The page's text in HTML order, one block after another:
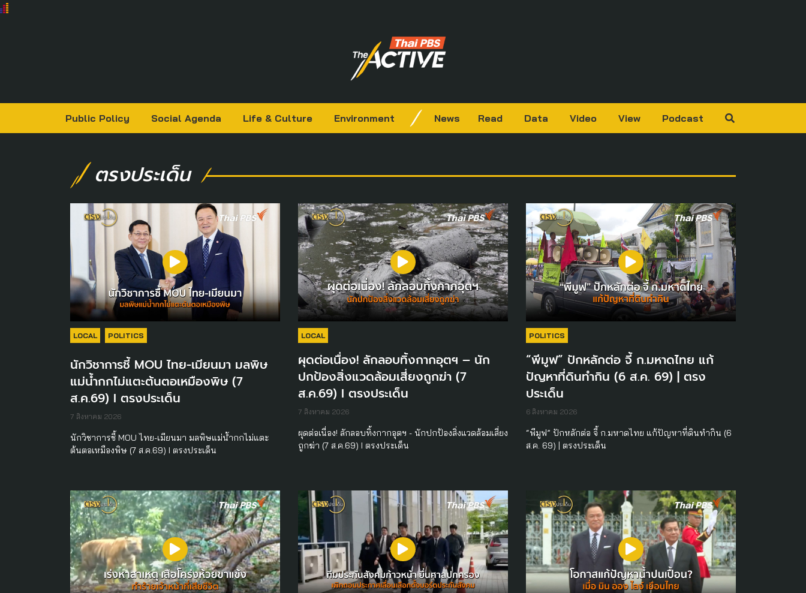
Public Policy Social Agenda Life & Culture Environment News Read Data Video View Podcast
ตรงประเด็น
LOCAL POLITICS
นักวิชาการชี้ MOU ไทย-เมียนมา มลพิษ
แม่น้ำกกไม่แตะต้นตอเหมืองพิษ (7
ส.ค.69) I ตรงประเด็น
7 สิงหาคม 2026
นักวิชาการชี้ MOU ไทย-เมียนมา มลพิษแม่น้ำกกไม่แตะ
ต้นตอเหมืองพิษ (7 ส.ค.69) I ตรงประเด็น
LOCAL
ผุดต่อเนื่อง! ลักลอบทิ้งกากอุตฯ – นัก
ปกป้องสิ่งแวดล้อมเสี่ยงถูกฆ่า (7
ส.ค.69) I ตรงประเด็น
7 สิงหาคม 2026
ผุดต่อเนื่อง! ลักลอบทิ้งกากอุตฯ - นักปกป้องสิ่งแวดล้อมเสี่ยง
ถูกฆ่า (7 ส.ค.69) I ตรงประเด็น
POLITICS
“พีมูฟ” ปักหลักต่อ จี้ ก.มหาดไทย แก้
ปัญหาที่ดินทำกิน (6 ส.ค. 69) | ตรง
ประเด็น
6 สิงหาคม 2026
“พีมูฟ” ปักหลักต่อ จี้ ก.มหาดไทย แก้ปัญหาที่ดินทำกิน (6
ส.ค. 69) | ตรงประเด็น